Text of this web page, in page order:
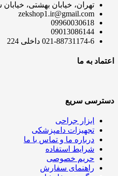
تهران، خیابان بهشتی،
zekshop1.ir@gmail.com
09960030618
09013086144
021-88731174-6 داخلی 224
اعتماد به ما
دسترسی سریع
ابزار جراحی
تجهیزات دامپزشکی
درباره ما و تماس با ما
شرایط استفاده
حریم خصوصی
راهنمای سفارش